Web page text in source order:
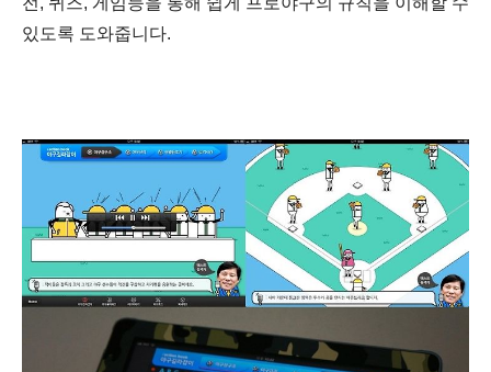
있도록 도와줍니다.